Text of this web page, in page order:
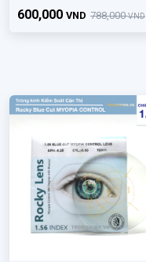
788,000VND
600,000 VND